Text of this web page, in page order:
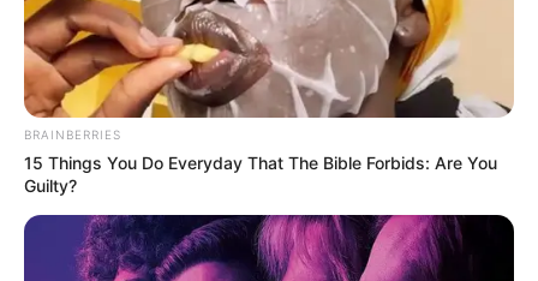
BRAINBERRIES
15 Things You Do Everyday That The Bible Forbids: Are You
Guilty?